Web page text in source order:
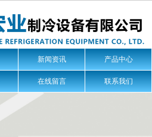
新闻资讯 产品中心
在线留言 联系我们